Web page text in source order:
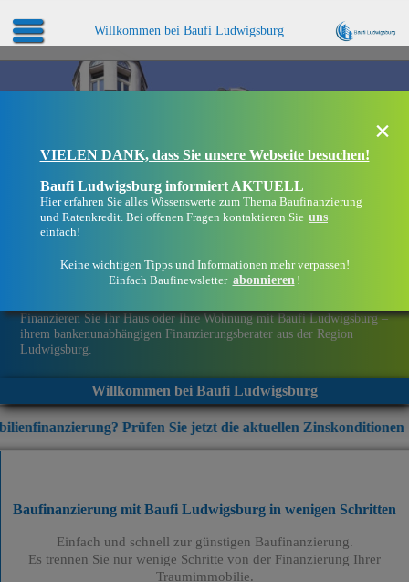
Willkommen bei Baufi Ludwigsburg
Finanzieren Sie Ihr Haus oder Ihre Wohnung mit Baufi Ludwigsburg –
ihrem bankenunabhängigen Finanzierungsberater aus der Region
Ludwigsburg.
Willkommen bei Baufi Ludwigsburg
Prüfen Sie jetzt die aktuellen Zinskonditionen +++
×
VIELEN DANK, dass Sie unsere Webseite besuchen!
Baufi Ludwigsburg informiert AKTUELL
Hier erfahren Sie alles Wissenswerte zum Thema Baufinanzierung
und Ratenkredit. Bei offenen Fragen kontaktieren Sie uns
einfach!
Keine wichtigen Tipps und Informationen mehr verpassen!
Einfach Baufinewsletter abonnieren !
Baufinanzierung mit Baufi Ludwigsburg in wenigen Schritten
Einfach und schnell zur günstigen Baufinanzierung.
Es trennen Sie nur wenige Schritte von der Finanzierung Ihrer
Traumimmobilie.